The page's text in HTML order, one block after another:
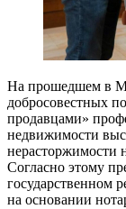
На прошедшем в
добросовестных
продавцами»
недвижимости
нерасторжимости
Согласно этому
государственном
на основании